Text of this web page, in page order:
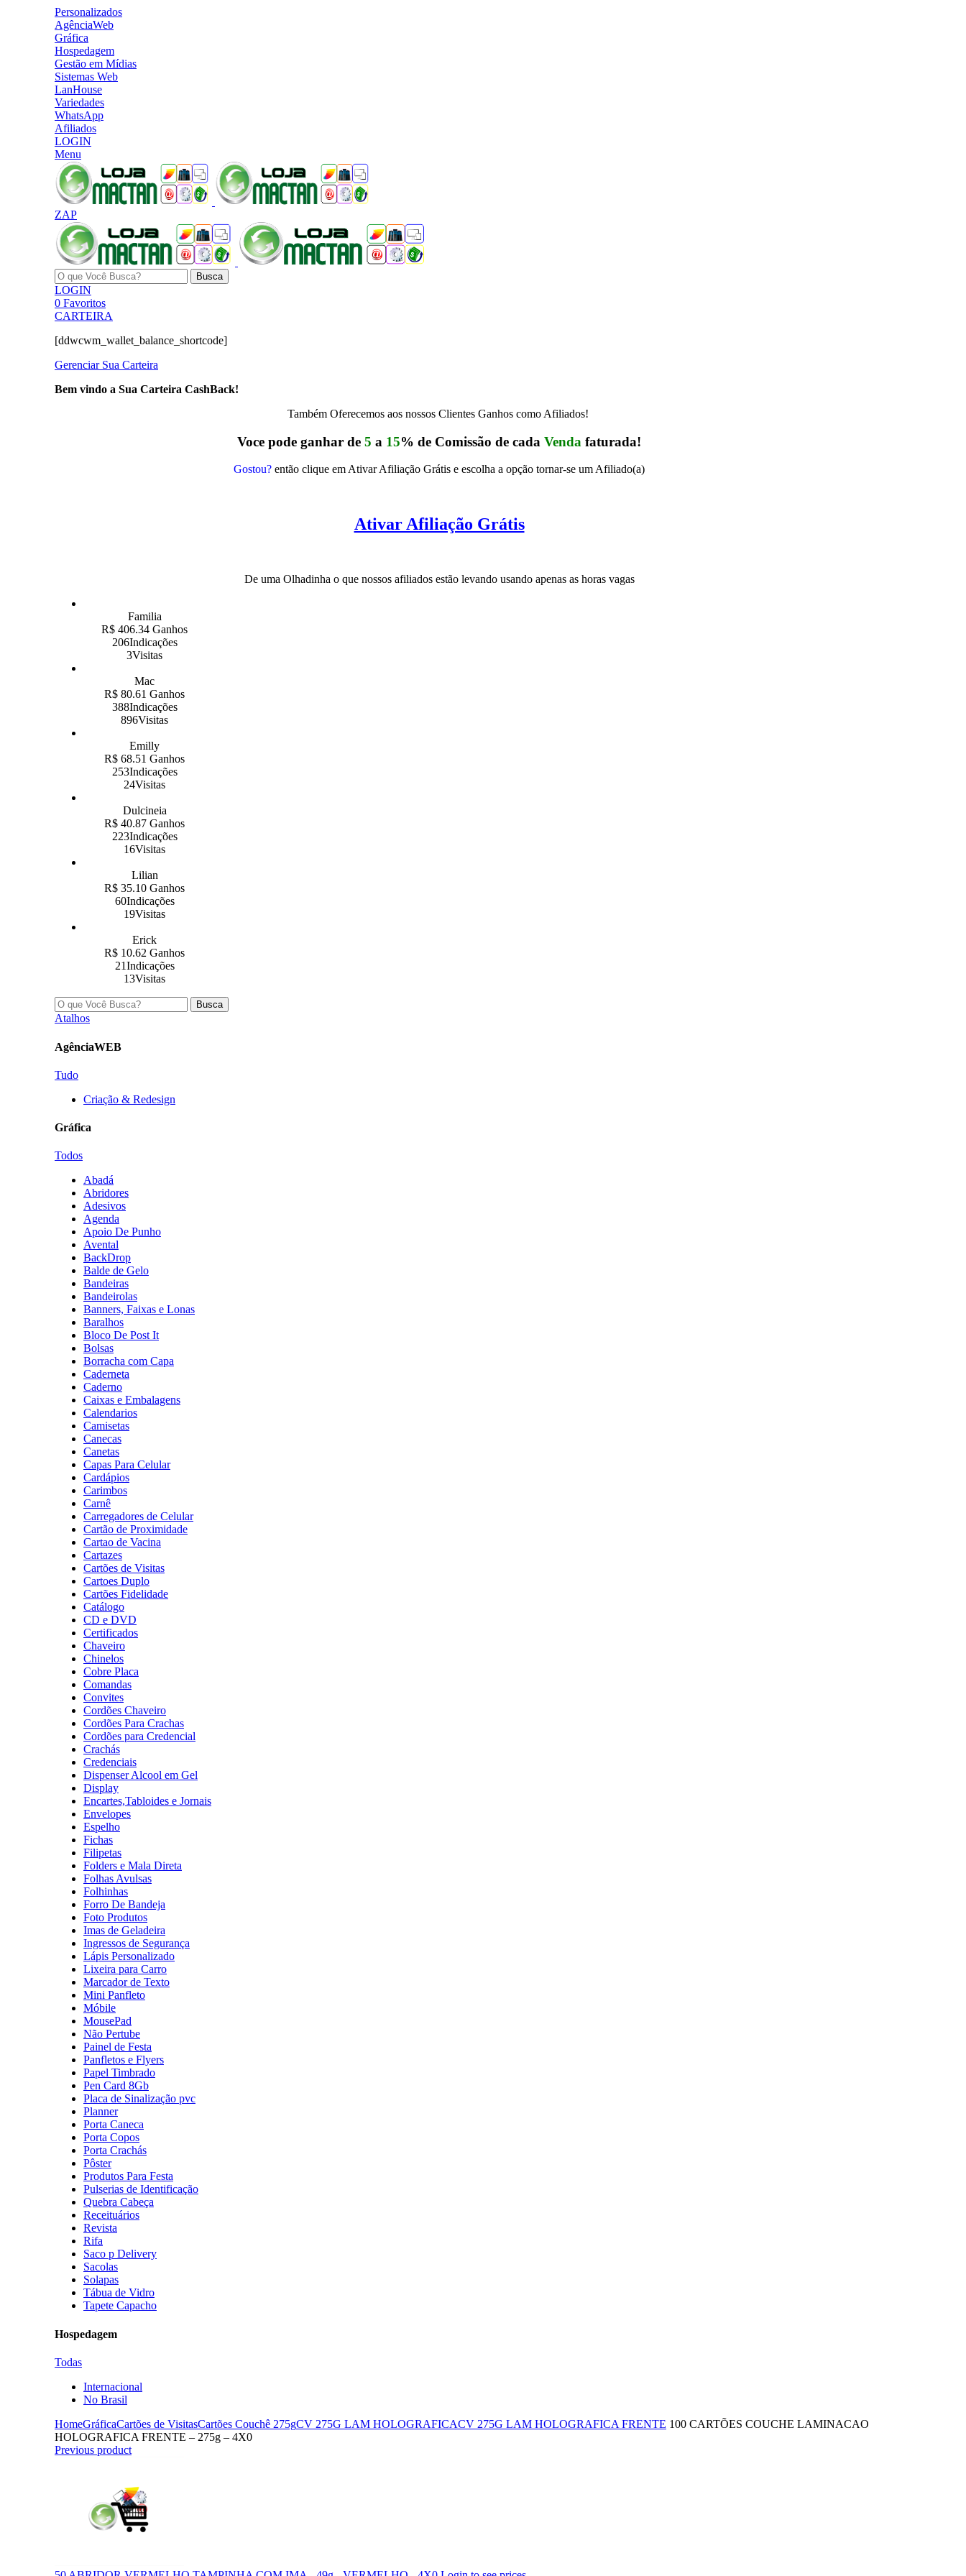
Personalizados
AgênciaWeb
Gráfica
Hospedagem
Gestão em Mídias
Sistemas Web
LanHouse
Variedades
WhatsApp
Afiliados
LOGIN
Menu
ZAP
Busca
LOGIN
0 Favoritos
CARTEIRA
[ddwcwm_wallet_balance_shortcode]
Gerenciar Sua Carteira
Bem vindo a Sua Carteira CashBack!
Também Oferecemos aos nossos Clientes Ganhos como Afiliados!
Voce pode ganhar de 5 a 15% de Comissão de cada Venda faturada!
Gostou? então clique em Ativar Afiliação Grátis e escolha a opção tornar-se um Afiliado(a)
Ativar Afiliação Grátis
De uma Olhadinha o que nossos afiliados estão levando usando apenas as horas vagas
Familia
R$ 406.34 Ganhos
206Indicações
3Visitas
Mac
R$ 80.61 Ganhos
388Indicações
896Visitas
Emilly
R$ 68.51 Ganhos
253Indicações
24Visitas
Dulcineia
R$ 40.87 Ganhos
223Indicações
16Visitas
Lilian
R$ 35.10 Ganhos
60Indicações
19Visitas
Erick
R$ 10.62 Ganhos
21Indicações
13Visitas
Busca
Atalhos
AgênciaWEB
Tudo
Criação & Redesign
Gráfica
Todos
Abadá
Abridores
Adesivos
Agenda
Apoio De Punho
Avental
BackDrop
Balde de Gelo
Bandeiras
Bandeirolas
Banners, Faixas e Lonas
Baralhos
Bloco De Post It
Bolsas
Borracha com Capa
Caderneta
Caderno
Caixas e Embalagens
Calendarios
Camisetas
Canecas
Canetas
Capas Para Celular
Cardápios
Carimbos
Carnê
Carregadores de Celular
Cartão de Proximidade
Cartao de Vacina
Cartazes
Cartões de Visitas
Cartoes Duplo
Cartões Fidelidade
Catálogo
CD e DVD
Certificados
Chaveiro
Chinelos
Cobre Placa
Comandas
Convites
Cordões Chaveiro
Cordões Para Crachas
Cordões para Credencial
Crachás
Credenciais
Dispenser Alcool em Gel
Display
Encartes,Tabloides e Jornais
Envelopes
Espelho
Fichas
Filipetas
Folders e Mala Direta
Folhas Avulsas
Folhinhas
Forro De Bandeja
Foto Produtos
Imas de Geladeira
Ingressos de Segurança
Lápis Personalizado
Lixeira para Carro
Marcador de Texto
Mini Panfleto
Móbile
MousePad
Não Pertube
Painel de Festa
Panfletos e Flyers
Papel Timbrado
Pen Card 8Gb
Placa de Sinalização pvc
Planner
Porta Caneca
Porta Copos
Porta Crachás
Pôster
Produtos Para Festa
Pulserias de Identificação
Quebra Cabeça
Receituários
Revista
Rifa
Saco p Delivery
Sacolas
Solapas
Tábua de Vidro
Tapete Capacho
Hospedagem
Todas
Internacional
No Brasil
HomeGráficaCartões de VisitasCartões Couchê 275gCV 275G LAM HOLOGRAFICACV 275G LAM HOLOGRAFICA FRENTE 100 CARTÕES COUCHE LAMINACAO
HOLOGRAFICA FRENTE – 275g – 4X0
Previous product